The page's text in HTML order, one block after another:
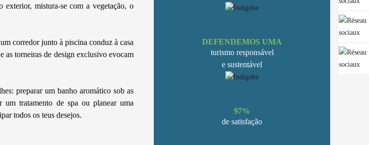
exterior, mistura-se com a vegetação, o
corredor junto à piscina conduz à casa
as torneiras de design exclusivo evocam
preparar um banho aromático sob as
um tratamento de spa ou planear uma
todos os teus desejos.
DEFENDEMOS UMA
turismo responsável
e sustentável
97%
de satisfação